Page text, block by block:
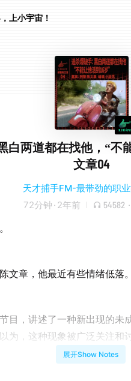
上小宇宙！
白两道都在找他，“不
文章04
天才捕手FM-最带劲的职
72分钟 · 2年前 54582 ·
文章，他最近有些情绪低落。
目，讲述了一种新出现的未
为，这种现象被广泛关注和
展开Show Notes